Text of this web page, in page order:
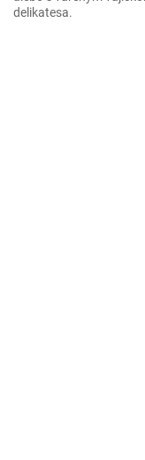
delikatesa.